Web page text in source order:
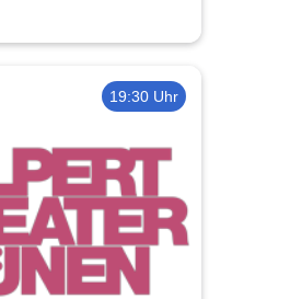
19:30 Uhr